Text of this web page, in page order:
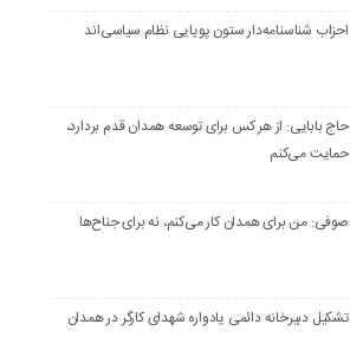
احزاب شناسنامه‌دار ستون پویایی نظام سیاسی‌اند
حاج بابایی: از هر کس برای توسعه همدان قدم بردارد،
حمایت می‌کنم
صوفی: من برای همدان کار می‌کنم، نه برای جناح‌ها
تشکیل دبیرخانه دائمی یادواره شهدای کارگر در همدان